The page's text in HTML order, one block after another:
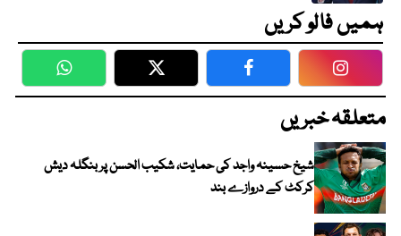
ہمیں فالو کریں
WhatsApp Twitter Facebook
متعلقہ خبریں
شیخ حسینہ واجد کی حمایت، شکیب الحسن پر بنگلہ دیش
کرکٹ کے دروازے بند